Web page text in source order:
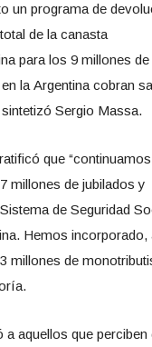
un programa de
de la canasta
para los 9 millones
la Argentina cobran
Sergio Massa.
que
millones de jubilados y
de Seguridad
Hemos incorporado,
millones de
a aquellos que perciben